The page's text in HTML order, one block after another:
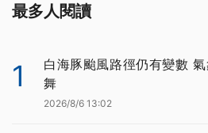
最多人閱讀
1
白海豚颱風路徑仍有變數
舞
2026/8/6 13:02